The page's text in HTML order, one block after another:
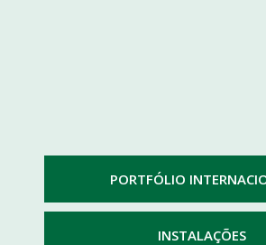
PORTFÓLIO
INSTALAÇÕES